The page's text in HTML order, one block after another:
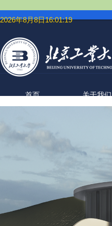
2026年8月8日16:01:20
首页 关于我们